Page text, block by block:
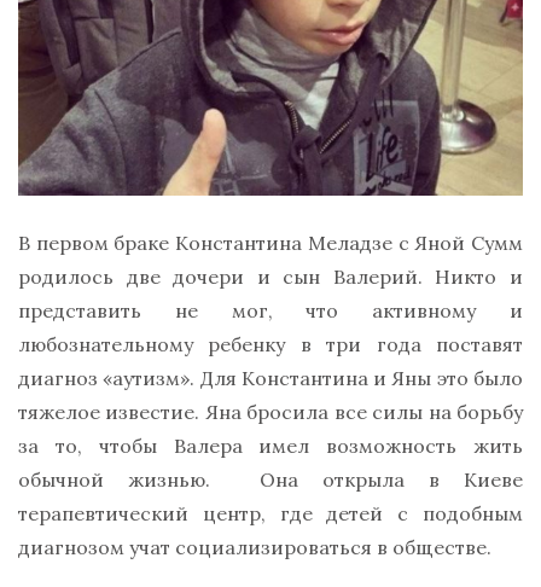
В первом браке Константина Меладзе с Яной Сумм
родилось две дочери и сын Валерий. Никто и
представить не мог, что активному и
любознательному ребенку в три года поставят
диагноз «аутизм». Для Константина и Яны это было
тяжелое известие. Яна бросила все силы на борьбу
за то, чтобы Валера имел возможность жить
обычной жизнью. Она открыла в Киеве
терапевтический центр, где детей с подобным
диагнозом учат социализироваться в обществе.